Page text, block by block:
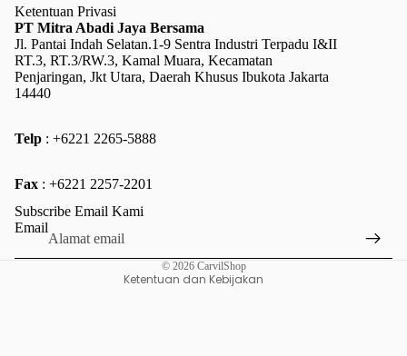
Ketentuan Privasi
PT Mitra Abadi Jaya Bersama
Jl. Pantai Indah Selatan.1-9 Sentra Industri Terpadu I&II
RT.3, RT.3/RW.3, Kamal Muara, Kecamatan
Penjaringan, Jkt Utara, Daerah Khusus Ibukota Jakarta
14440
Telp : +6221 2265-5888
Fax : +6221 2257-2201
Subscribe Email Kami
Email
© 2026 CarvilShop
Ketentuan dan Kebijakan